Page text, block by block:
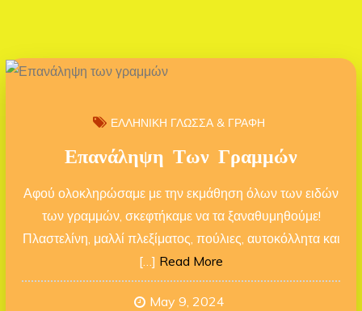
ΕΛΛΗΝΙΚΗ ΓΛΩΣΣΑ & ΓΡΑΦΗ
Επανάληψη Των Γραμμών
Αφού ολοκληρώσαμε με την εκμάθηση όλων των ειδών
των γραμμών, σκεφτήκαμε να τα ξαναθυμηθούμε!
Πλαστελίνη, μαλλί πλεξίματος, πούλιες, αυτοκόλλητα και
[…] Read More
May 9, 2024